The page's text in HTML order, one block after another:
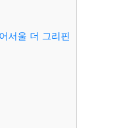
서울 더 그리핀